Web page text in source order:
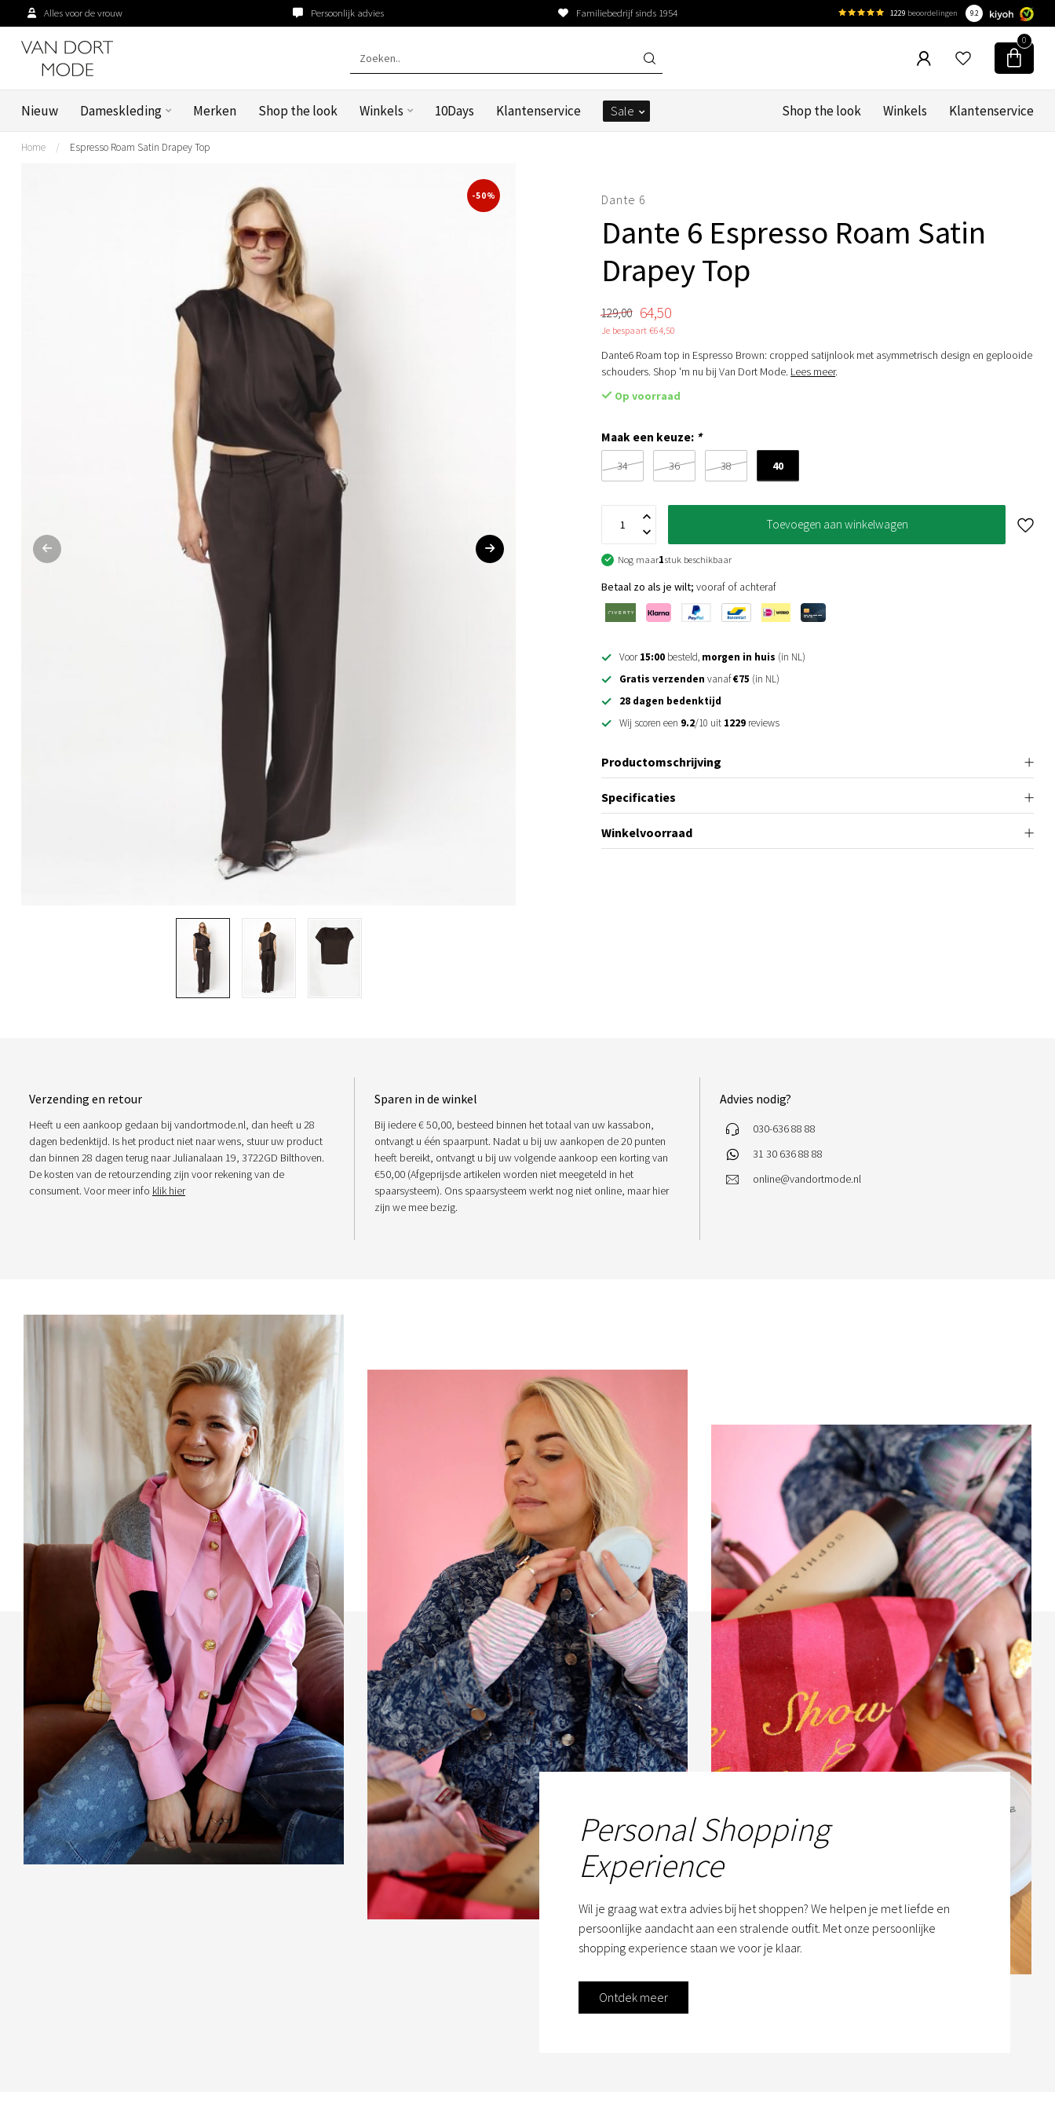
Alles voor de vrouw Persoonlijk advies Familiebedrijf sinds 1954 1229 beoordelingen 9.2
0
Nieuw Dameskleding Merken Shop the look Winkels 10Days Klantenservice Sale Shop the look Winkels Klantenservice
Home / Espresso Roam Satin Drapey Top
-50% Dante 6
Dante 6 Espresso Roam Satin
Drapey Top
129,00 64,50
Je bespaart €64,50
Dante6 Roam top in Espresso Brown: cropped satijnlook met asymmetrisch design en geplooide
schouders. Shop 'm nu bij Van Dort Mode. Lees meer.
Op voorraad
Maak een keuze: *
34 36 38 40
Toevoegen aan winkelwagen
Nog maar1stuk beschikbaar
Betaal zo als je wilt; vooraf of achteraf
Voor15:00 besteld, morgen in huis (in NL)
Gratis verzenden vanaf€75 (in NL)
28 dagen bedenktijd
Wij scoren een 9.2/10 uit 1229 reviews
Productomschrijving
Specificaties
Winkelvoorraad
Verzending en retour
Heeft u een aankoop gedaan bij vandortmode.nl, dan heeft u 28
dagen bedenktijd. Is het product niet naar wens, stuur uw product
dan binnen 28 dagen terug naar Julianalaan 19, 3722GD Bilthoven.
De kosten van de retourzending zijn voor rekening van de
consument. Voor meer info klik hier
Sparen in de winkel
Bij iedere € 50,00, besteed binnen het totaal van uw kassabon,
ontvangt u één spaarpunt. Nadat u bij uw aankopen de 20 punten
heeft bereikt, ontvangt u bij uw volgende aankoop een korting van
€50,00 (Afgeprijsde artikelen worden niet meegeteld in het
spaarsysteem). Ons spaarsysteem werkt nog niet online, maar hier
zijn we mee bezig.
Advies nodig?
030-636 88 88
31 30 636 88 88
online@vandortmode.nl
Personal Shopping
Experience
Wil je graag wat extra advies bij het shoppen? We helpen je met liefde en
persoonlijke aandacht aan een stralende outfit. Met onze persoonlijke
shopping experience staan we voor je klaar.
Ontdek meer